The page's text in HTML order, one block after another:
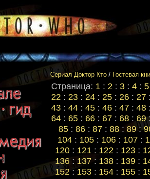
Сериал Доктор Кто / Гостевая
Страница: 1 : 2 : 3 : 4 : 5
22 : 23 : 24 : 25 : 26 : 27
43 : 44 : 45 : 46 : 47 : 48
64 : 65 : 66 : 67 : 68 : 69
85 : 86 : 87 : 88 : 89 :
104 : 105 : 106 : 107 :
120: 121 : 122 : 123:
136: 137: 138: 139:
152 : 153: 154: 155: